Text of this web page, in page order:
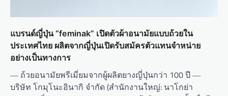
แบรนด์ญี่ปุ่น “feminak” เปิดตัวผ้าอนามัยแบบถ้วยใน
ประเทศไทย ผลิตจากญี่ปุ่นเปิดรับสมัครตัวแทนจำหน่าย
อย่างเป็นทางการ
― ถ้วยอนามัยพรีเมี่ยมจากผู้ผลิตยางญี่ปุ่นกว่า 100 ปี ―
บริษัท โกมุโนะอินากิ จำกัด (สำนักงานใหญ่: นาโกย่า